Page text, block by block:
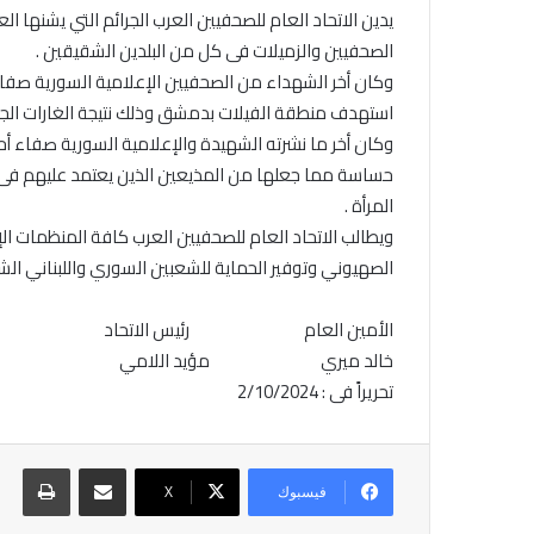
يدين الاتحاد العام للصحفيين العرب الجرائم التي
الصحفيين والزميلات فى كل من البلدين الشقيقين .
وكان أخر الشهداء من الصحفيين الإعلامية السورية
استهدف منطقة الفيلات بدمشق وذلك نتيجة الغارات
وكان أخر ما نشرته الشهيدة والإعلامية السورية
حساسة مما جعلها من المذيعين الذين يعتمد عليهم
المرأة .
ويطالب الاتحاد العام للصحفيين العرب كافة المنظمات
الصهيوني وتوفير الحماية للشعبين السوري واللبناني
الأمين العام رئيس الاتحاد
خالد ميري مؤيد اللامي
تحريراً فى : 2/10/2024
فيسبوك X
مشاركة عبر البريد طباعة